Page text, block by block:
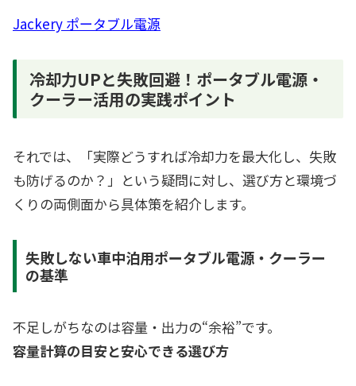
Jackery ポータブル電源
冷却力UPと失敗回避！ポータブル電源・
クーラー活用の実践ポイント
それでは、「実際どうすれば冷却力を最大化し、失敗
も防げるのか？」という疑問に対し、選び方と環境づ
くりの両側面から具体策を紹介します。
失敗しない車中泊用ポータブル電源・クーラー
の基準
不足しがちなのは容量・出力の“余裕”です。
容量計算の目安と安心できる選び方